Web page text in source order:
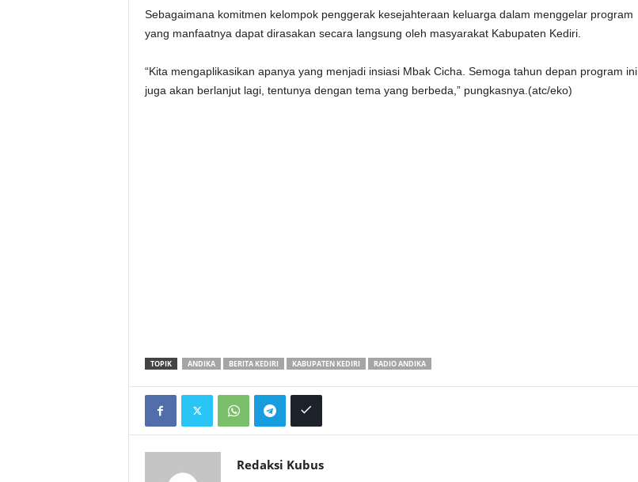
Sebagaimana komitmen kelompok penggerak kesejahteraan keluarga dalam menggelar program
yang manfaatnya dapat dirasakan secara langsung oleh masyarakat Kabupaten Kediri.
“Kita mengaplikasikan apanya yang menjadi insiasi Mbak Cicha. Semoga tahun depan program ini
juga akan berlanjut lagi, tentunya dengan tema yang berbeda,” pungkasnya.(atc/eko)
TOPIK ANDIKA BERITA KEDIRI KABUPATEN KEDIRI RADIO ANDIKA
Redaksi Kubus